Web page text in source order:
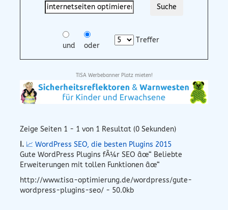
und oder
Treffer
TISA Werbebanner Platz mieten!
Zeige Seiten 1 - 1 von 1 Resultat (0 Sekunden)
I. 📈 WordPress SEO, die besten Plugins 2015
Gute WordPress Plugins fÃ¼r SEO âœ“ Beliebte
Erweiterungen mit tollen Funktionen âœ“
http://www.tisa-optimierung.de/wordpress/gute-
wordpress-plugins-seo/ - 50.0kb